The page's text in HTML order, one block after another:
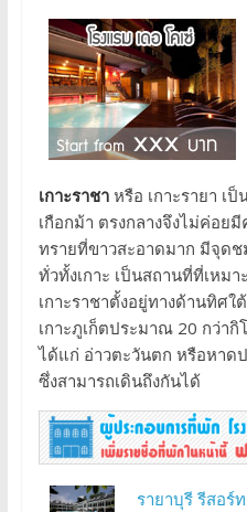
เกาะราชาหรือ เกาะรายา เ
เกือกม้า ตรงกลางจึงไม่ค่อย
ทรายที่ขาวสะอาดมาก มีจุด
ทั่วทั้งเกาะ เป็นสถานที่ที่เหม
เกาะราชาตั้งอยู่ทางด้านทิศใ
เกาะภูเก็ตประมาณ 20 กว่า
ได้แก่ อ่าวตะวันตก หรือหาด
ซึ่งสามารถเดินถึงกันได้
รายาบุรี รีสอร์ท